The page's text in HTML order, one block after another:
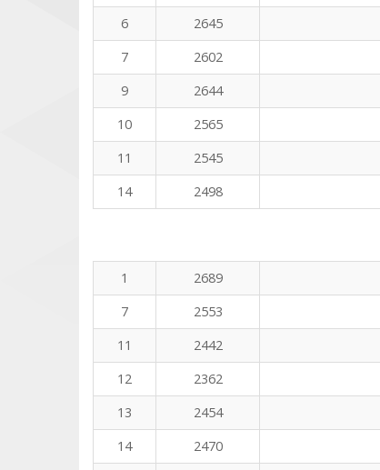
6
2645
7
2602
9
2644
10
2565
11
2545
14
2498
1
2689
7
2553
11
2442
12
2362
13
2454
14
2470